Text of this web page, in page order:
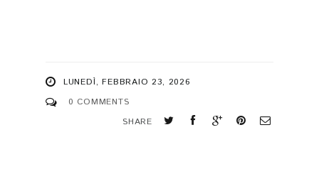
LUNEDÌ, FEBBRAIO 23, 2026
0 COMMENTS
SHARE